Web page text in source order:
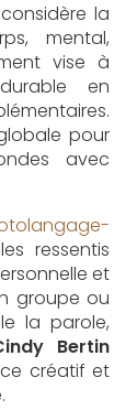
considère la
mental,
vise à
en
pour
avec
ressentis
et
groupe ou
la parole,
Bertin
créatif et